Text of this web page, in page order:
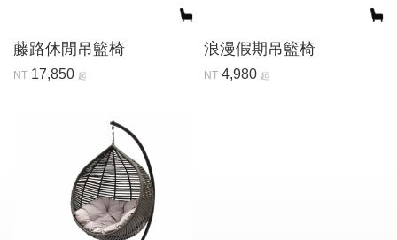
藤路休閒吊籃椅
NT 17,850 起
浪漫假期吊籃椅
NT 4,980 起